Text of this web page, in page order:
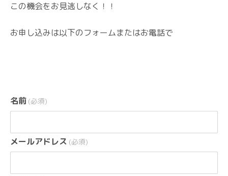
この機会をお見逃しなく！！
お申し込みは以下のフォームまたはお電話で
名前 (必須)
メールアドレス (必須)